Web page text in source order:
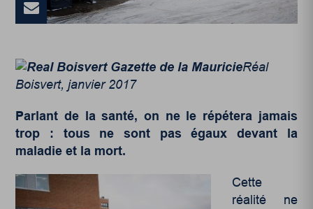
Réal
Boisvert, janvier 2017
Parlant de la santé, on ne le répétera jamais
trop : tous ne sont pas égaux devant la
maladie et la mort.
Cette
réalité ne